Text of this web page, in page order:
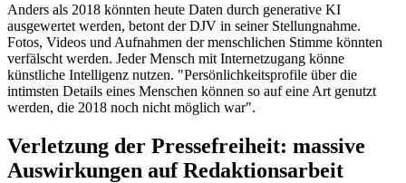
Anders als 2018 könnten heute Daten durch generative KI
ausgewertet werden, betont der DJV in seiner Stellungnahme.
Fotos, Videos und Aufnahmen der menschlichen Stimme könnten
verfälscht werden. Jeder Mensch mit Internetzugang könne
künstliche Intelligenz nutzen. "Persönlichkeitsprofile über die
intimsten Details eines Menschen können so auf eine Art genutzt
werden, die 2018 noch nicht möglich war".
Verletzung der Pressefreiheit: massive
Auswirkungen auf Redaktionsarbeit